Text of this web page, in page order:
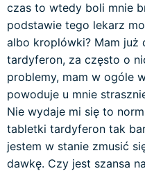
czas to wtedy boli mnie
podstawie tego lekarz
albo kroplówki? Mam już
tardyferon, za często o
problemy, mam w ogóle
powoduje u mnie
Nie wydaje mi się to
tabletki tardyferon tak
jestem w stanie zmusić
dawkę. Czy jest szansa